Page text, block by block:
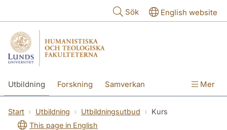
Sök English website
Utbildning Forskning Samverkan Mer
Start Utbildning Utbildningsutbud
Kurs
This page in English